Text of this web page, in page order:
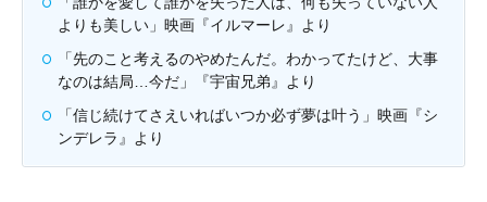
よりも美しい」映画『イルマーレ』より
「先のこと考えるのやめたんだ。わかってたけど、大事
なのは結局…今だ」『宇宙兄弟』より
「信じ続けてさえいればいつか必ず夢は叶う」映画『シ
ンデレラ』より